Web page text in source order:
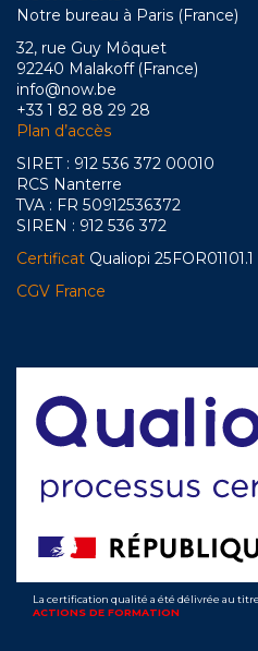
Notre bureau à Paris (France)
32, rue Guy Môquet
92240 Malakoff (France)
info@now.be
+33 1 82 88 29 28
Plan d’accès
SIRET : 912 536 372 00010
RCS Nanterre
TVA : FR 50912536372
SIREN : 912 536 372
Certificat Qualiopi 25FOR01101.1
CGV France
La certification qualité a été délivrée au
ACTIONS DE FORMATION